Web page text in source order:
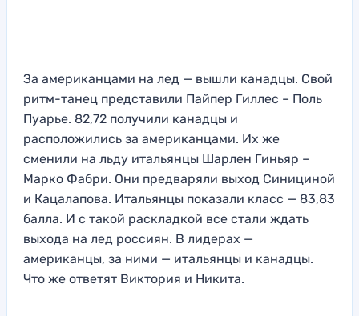
За американцами на лед — вышли канадцы. Свой
ритм-танец представили Пайпер Гиллес – Поль
Пуарье. 82,72 получили канадцы и
расположились за американцами. Их же
сменили на льду итальянцы Шарлен Гиньяр –
Марко Фабри. Они предваряли выход Синициной
и Кацалапова. Итальянцы показали класс — 83,83
балла. И с такой раскладкой все стали ждать
выхода на лед россиян. В лидерах —
американцы, за ними — итальянцы и канадцы.
Что же ответят Виктория и Никита.